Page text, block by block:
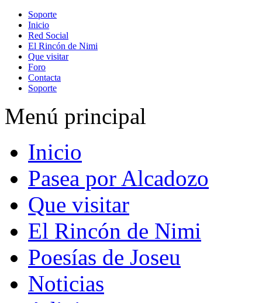
Soporte
Inicio
Red Social
El Rincón de Nimi
Que visitar
Foro
Contacta
Soporte
Menú principal
Inicio
Pasea por Alcadozo
Que visitar
El Rincón de Nimi
Poesías de Joseu
Noticias